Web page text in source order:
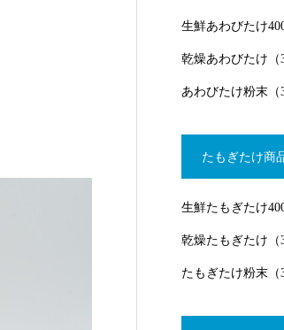
生鮮あわびたけ
乾燥あわびたけ（
あわびたけ粉末（
たもぎたけ商
生鮮たもぎたけ
乾燥たもぎたけ（
たもぎたけ粉末（